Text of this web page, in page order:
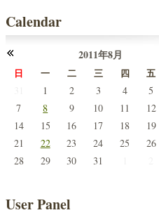
Calendar
2011年8月
日 一 二 三 四 五
1 2 3 4 5
7
8 9 10 11 12
14
15 16 17 18 19
21
22 23 24 25 26
28
29 30 31
User Panel